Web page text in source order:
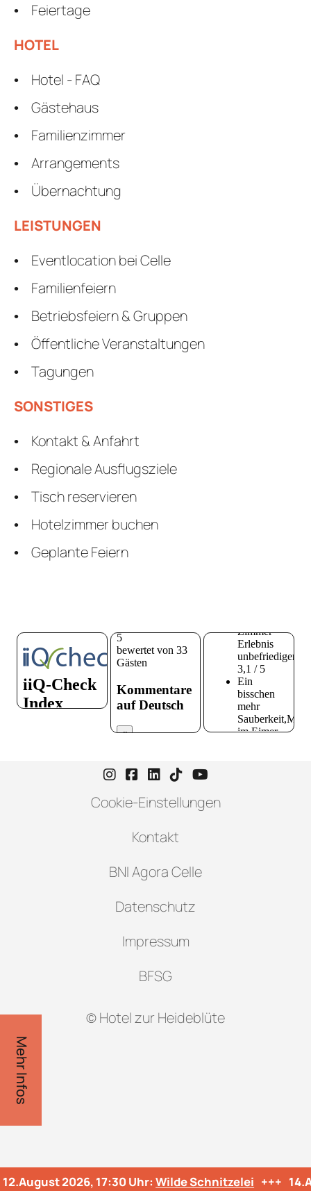
Mehr Infos
Feiertage
HOTEL
Hotel - FAQ
Gästehaus
Familienzimmer
Arrangements
Übernachtung
LEISTUNGEN
Eventlocation bei Celle
Familienfeiern
Betriebsfeiern & Gruppen
Öffentliche Veranstaltungen
Tagungen
SONSTIGES
Kontakt & Anfahrt
Regionale Ausflugsziele
Tisch reservieren
Hotelzimmer buchen
Geplante Feiern
© Hotel zur Heideblüte
Cookie-Einstellungen
Kontakt
BNI Agora Celle
Datenschutz
Impressum
BFSG
Instagram-Seite von Hotel zur
Facebook-Seite von Hotel
LinkedIn-Seite von
TikTok-Seite von
YouTube-Seite
2026, 17:30 Uhr:Wilde Schnitzelei +++